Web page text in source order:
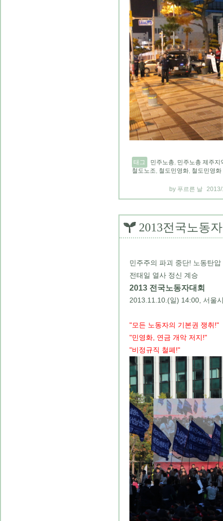
태그 민주노총, 민주노총 제주지
철도노조, 철도민영화, 철도민영화
푸르른 날
2013전국노동
민주주의 파괴 중단! 노동탄압
전태일 열사 정신 계승
2013 전국노동자대회
2013.11.10.(일) 14:00, 서울
"모든 노동자의 기본권 쟁취!"
"민영화, 연금 개악 저지!"
"비정규직 철폐!"